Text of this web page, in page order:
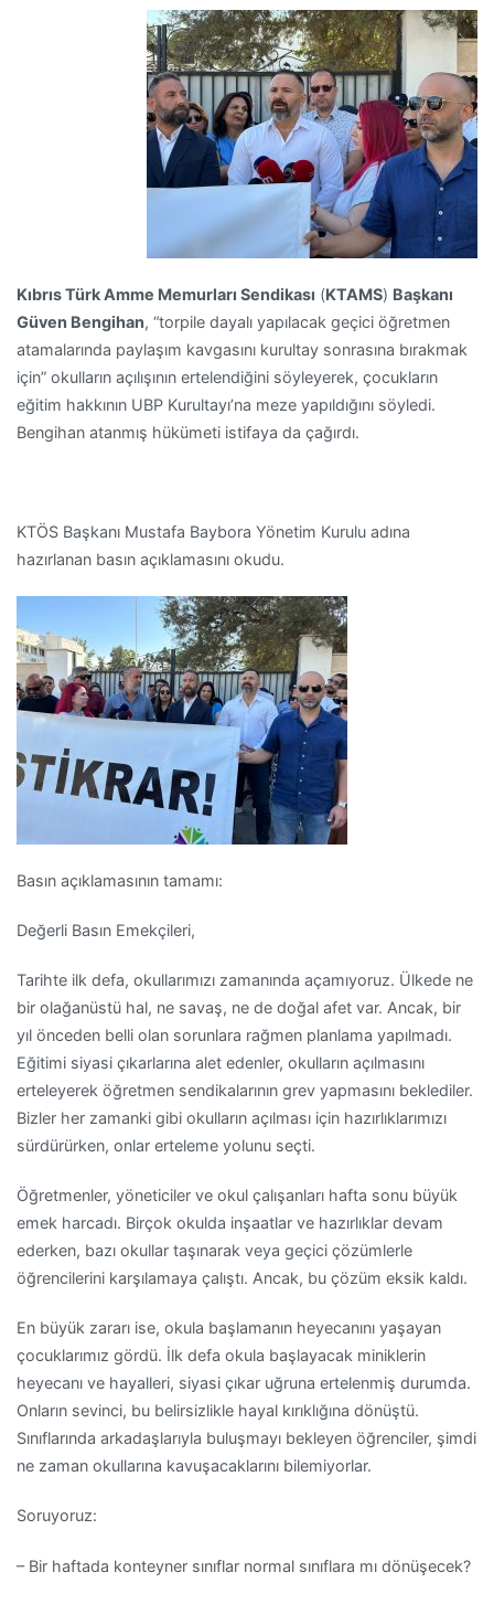
Kıbrıs Türk Amme Memurları Sendikası (KTAMS) Başkanı
Güven Bengihan, “torpile dayalı yapılacak geçici öğretmen
atamalarında paylaşım kavgasını kurultay sonrasına bırakmak
için” okulların açılışının ertelendiğini söyleyerek, çocukların
eğitim hakkının UBP Kurultayı’na meze yapıldığını söyledi.
Bengihan atanmış hükümeti istifaya da çağırdı.
KTÖS Başkanı Mustafa Baybora Yönetim Kurulu adına
hazırlanan basın açıklamasını okudu.
Basın açıklamasının tamamı:
Değerli Basın Emekçileri,
Tarihte ilk defa, okullarımızı zamanında açamıyoruz. Ülkede ne
bir olağanüstü hal, ne savaş, ne de doğal afet var. Ancak, bir
yıl önceden belli olan sorunlara rağmen planlama yapılmadı.
Eğitimi siyasi çıkarlarına alet edenler, okulların açılmasını
erteleyerek öğretmen sendikalarının grev yapmasını beklediler.
Bizler her zamanki gibi okulların açılması için hazırlıklarımızı
sürdürürken, onlar erteleme yolunu seçti.
Öğretmenler, yöneticiler ve okul çalışanları hafta sonu büyük
emek harcadı. Birçok okulda inşaatlar ve hazırlıklar devam
ederken, bazı okullar taşınarak veya geçici çözümlerle
öğrencilerini karşılamaya çalıştı. Ancak, bu çözüm eksik kaldı.
En büyük zararı ise, okula başlamanın heyecanını yaşayan
çocuklarımız gördü. İlk defa okula başlayacak miniklerin
heyecanı ve hayalleri, siyasi çıkar uğruna ertelenmiş durumda.
Onların sevinci, bu belirsizlikle hayal kırıklığına dönüştü.
Sınıflarında arkadaşlarıyla buluşmayı bekleyen öğrenciler, şimdi
ne zaman okullarına kavuşacaklarını bilemiyorlar.
Soruyoruz:
– Bir haftada konteyner sınıflar normal sınıflara mı dönüşecek?